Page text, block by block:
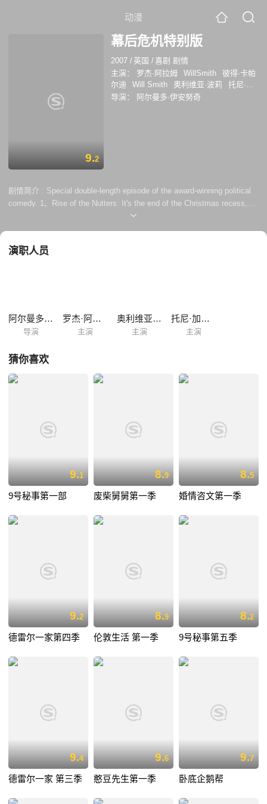
动漫
9.2
幕后危机特别版
2007 / 英国 /喜剧 剧情
主演：
罗杰·阿拉姆 WillSmith
彼得·卡帕
尔迪
Will Smith 奥利维亚·波莉
托尼·加
德纳
导演： 阿尔曼多·伊安努奇
剧情简介 : Special double-length episode of the award-winning political
comedy. 1、Rise of the Nutters: It's the end of the Christmas recess,
and pea ce and goodwill should reign in Westminster. But something
opposition bid for power? 2、Spinners and Losers...
演职人员
阿尔曼多·伊安努奇
导演
罗杰·阿拉姆
主演
奥利维亚·波莉
主演
托尼·加德纳
主演
猜你喜欢
9.1
9号秘事第一部
8.9
废柴舅舅第一季
8.5
婚情咨文第一季
9.2
德雷尔一家第四季
8.9
伦敦生活 第一季
8.2
9号秘事第五季
9.4
德雷尔一家 第三季
9.6
憨豆先生第一季
9.7
卧底企鹅帮